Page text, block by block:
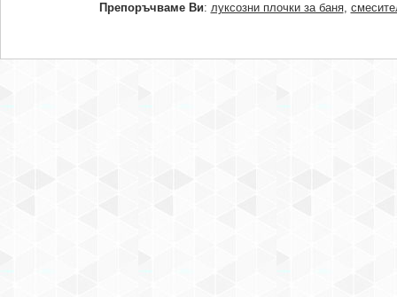
Препоръчваме Ви: луксозни плочки за баня,